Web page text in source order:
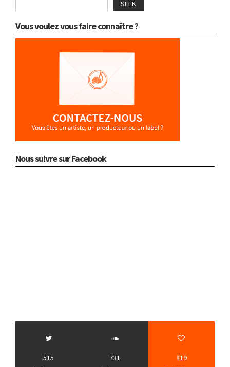
SEEK
Vous voulez vous faire connaître ?
Nous suivre sur Facebook
515
731
819